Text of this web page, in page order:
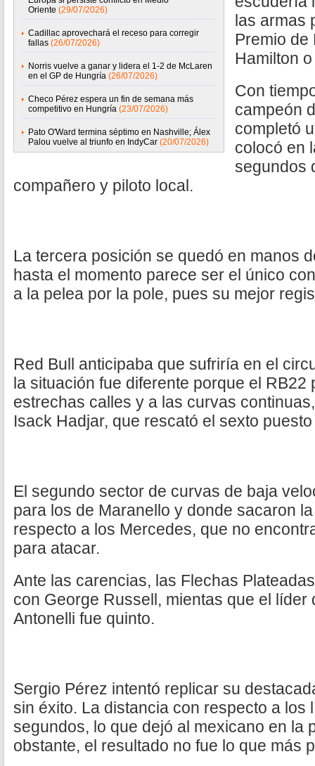
Oriente (29/07/2026)
Cadillac aprovechará el receso para corregir
fallas (26/07/2026)
Norris vuelve a ganar y lidera el 1-2 de McLaren
en el GP de Hungría (26/07/2026)
Checo Pérez espera un fin de semana más
competitivo en Hungría (23/07/2026)
Pato O'Ward termina séptimo en Nashville; Álex
Palou vuelve al triunfo en IndyCar (20/07/2026)
las armas
Premio de
Hamilton
Con
campeón
completó
colocó en
segundos
compañero y piloto local.
La tercera posición se quedó en manos
hasta el momento parece ser el único
a la pelea por la pole, pues su mejor
Red Bull anticipaba que sufriría en el
la situación fue diferente porque el RB22
estrechas calles y a las curvas
Isack Hadjar, que rescató el sexto
El segundo sector de curvas de baja
para los de Maranello y donde sacaron
respecto a los Mercedes, que no
para atacar.
Ante las carencias, las Flechas
con George Russell, mientas que el líder
Antonelli fue quinto.
Sergio Pérez intentó replicar su
sin éxito. La distancia con respecto a los
segundos, lo que dejó al mexicano en la
obstante, el resultado no fue lo que más